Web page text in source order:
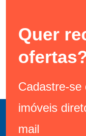
Quer
Cadastre-se
imóveis
mail